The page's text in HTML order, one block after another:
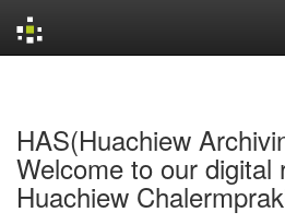
HAS(Huachiew
Welcome to our digital
Huachiew